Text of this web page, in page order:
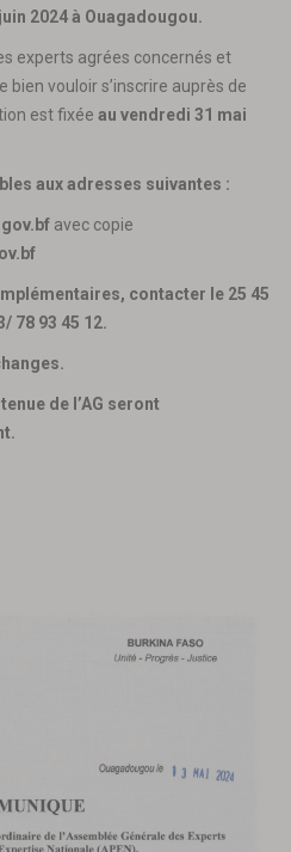
2024 à Ouagadougou.
experts agrées concernés et
bien vouloir s’inscrire auprès de
est fixée au vendredi 31 mai
aux adresses suivantes :
avec copie
contacter le 25 45
78 93 45 12.
de l’AG seront